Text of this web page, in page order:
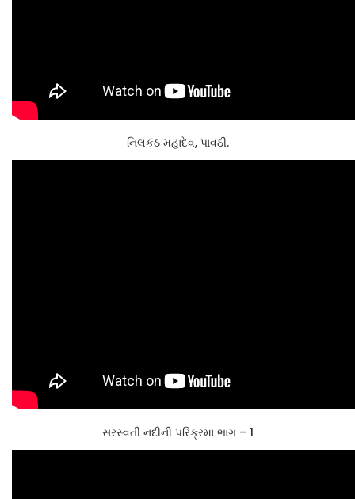
નિલકંઠ મહાદેવ, પાવઠી.
સરસ્વતી નદીની પરિક્રમા ભાગ – 1